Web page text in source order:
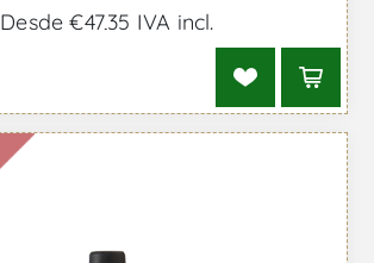
Desde €47,35 IVA incl.